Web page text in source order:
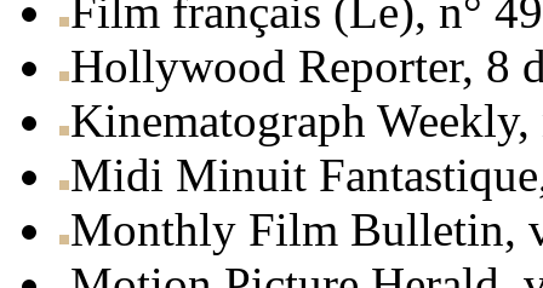
Film français (Le), n°
Hollywood Reporter, 8
Kinematograph
Midi Minuit
Monthly Film Bulletin,